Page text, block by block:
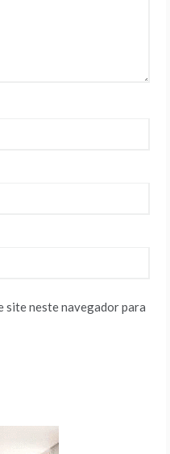
site neste navegador para